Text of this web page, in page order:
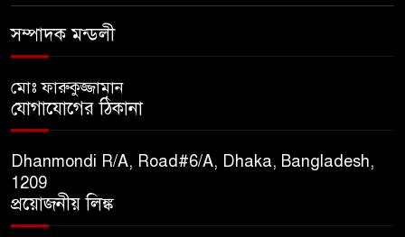
৮
৯
সুমাইয়া হারুন: মিস মাল্টিন্যাশনাল
১০
সম্পাদক মন্ডলী
মোঃ ফারুকুজ্জামান
যোগাযোগের ঠিকানা
Dhanmondi R/A, Road#6/A, Dhaka, Bangladesh,
1209
প্রয়োজনীয় লিঙ্ক